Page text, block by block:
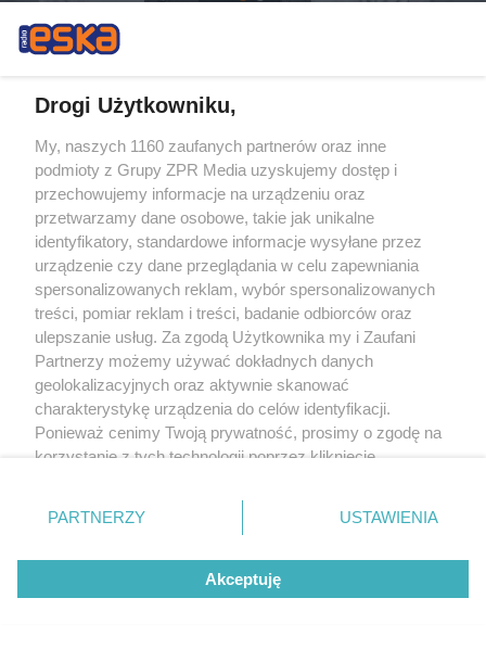
Drogi Użytkowniku,
My, naszych 1160 zaufanych partnerów oraz inne
podmioty z Grupy ZPR Media uzyskujemy dostęp i
przechowujemy informacje na urządzeniu oraz
przetwarzamy dane osobowe, takie jak unikalne
identyfikatory, standardowe informacje wysyłane przez
urządzenie czy dane przeglądania w celu zapewniania
spersonalizowanych reklam, wybór spersonalizowanych
treści, pomiar reklam i treści, badanie odbiorców oraz
ulepszanie usług. Za zgodą Użytkownika my i Zaufani
Partnerzy możemy używać dokładnych danych
geolokalizacyjnych oraz aktywnie skanować
charakterystykę urządzenia do celów identyfikacji.
Ponieważ cenimy Twoją prywatność, prosimy o zgodę na
korzystanie z tych technologii poprzez kliknięcie
zmienić/wycofać klikając przycisk ustawień prywatności
znajdujący się w lewym dolnym rogu strony
rodzaje przetwarzania danych nie wymagają zgody
użytkownika, ale masz prawo sprzeciwić się takiemu
przetwarzaniu. Preferencje będą miały zastosowanie tylko
PARTNERZY USTAWIENIA
Akceptuję